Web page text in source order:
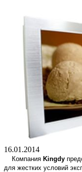
16.01.2014
Компания Kingdy
для жестких условий